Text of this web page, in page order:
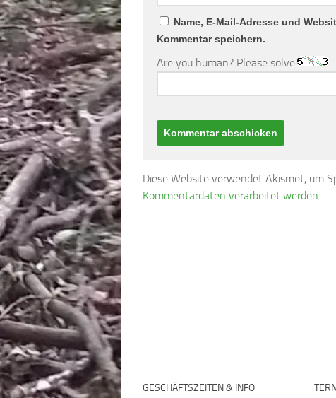
Name, E-Mail-Adresse und
Kommentar speichern.
Are you human? Please solve:
Diese Website verwendet Akismet, um
Kommentardaten verarbeitet werden.
GESCHÄFTSZEITEN & INFO